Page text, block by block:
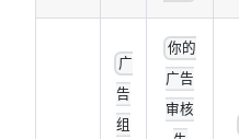
广
告
组
你的
广告
审核